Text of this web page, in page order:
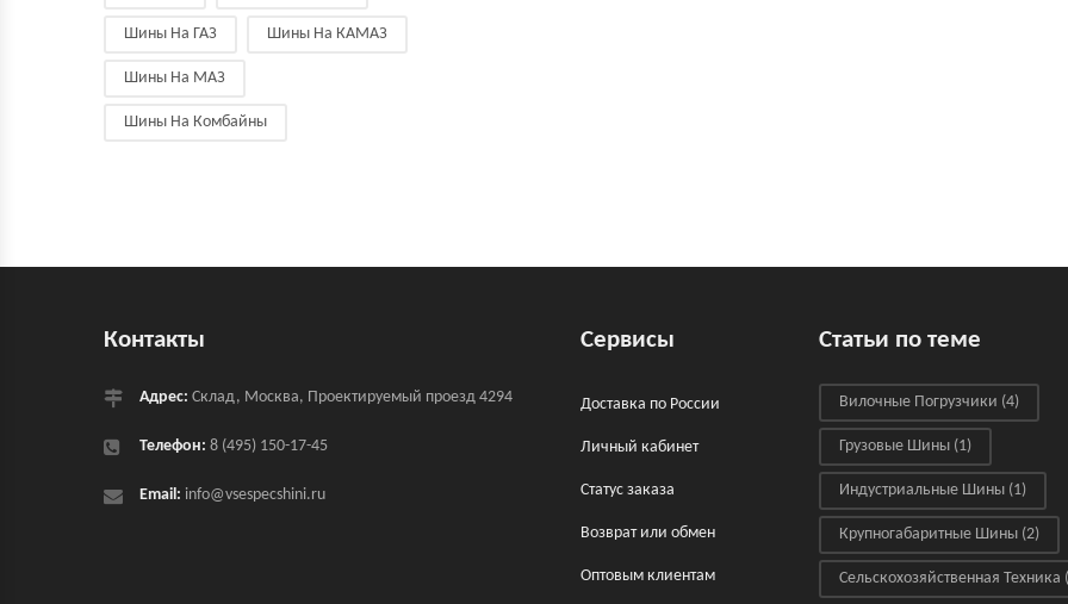
Шины На ГАЗ Шины На КАМАЗ
Шины На МАЗ
Шины На Комбайны
Контакты
Адрес: Склад, Москва, Проектируемый проезд 4294
Телефон: 8 (495) 150-17-45
Email: info@vsespecshini.ru
Сервисы
Доставка по России
Личный кабинет
Статус заказа
Возврат или обмен
Оптовым клиентам
Статьи по теме
Вилочные Погрузчики (4)
Грузовые Шины (1)
Индустриальные Шины (1)
Крупногабаритные Шины (2)
Сельскохозяйственная Техника